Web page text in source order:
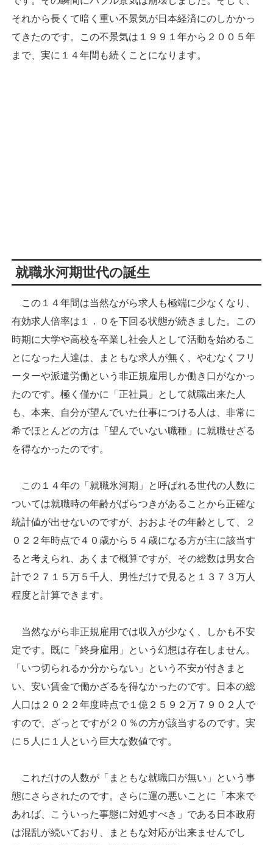
それから長くて暗く重い不景気が日本経済にのしかかっ
てきたのです。この不景気は１９９１年から２００５年
まで、実に１４年間も続くことになります。
就職氷河期世代の誕生
この１４年間は当然ながら求人も極端に少なくなり、
有効求人倍率は１．０を下回る状態が続きました。この
時期に大学や高校を卒業し社会人として活動を始めるこ
とになった人達は、まともな求人が無く、やむなくフリ
ーターや派遣労働という非正規雇用しか働き口がなかっ
たのです。極く僅かに「正社員」として就職出来た人
も、本来、自分が望んでいた仕事につける人は、非常に
希でほとんどの方は「望んでいない職種」に就職せざる
を得なかったのです。
この１４年の「就職氷河期」と呼ばれる世代の人数に
ついては就職時の年齢がばらつきがあることから正確な
統計値が出せないのですが、おおよその年齢として、２
０２２年時点で４０歳から５４歳になる方が主に該当す
ると考えられ、あくまで概算ですが、その総数は男女合
計で２７１５万５千人、男性だけで見ると１３７３万人
程度と計算できます。
当然ながら非正規雇用では収入が少なく、しかも不安
定です。既に「終身雇用」という幻想は存在しません。
「いつ切られるか分からない」という不安が付きまと
い、安い賃金で働かざるを得なかったのです。日本の総
人口は２０２２年度時点で１億２５９２万７９０２人で
すので、ざっとですが２０％の方が該当するのです。実
に５人に１人という巨大な数値です。
これだけの人数が「まともな就職口が無い」という事
態にさらされたのです。さらに運の悪いことに「本来で
あれば、こういった事態に対処すべき」である日本政府
は混乱が続いており、まともな対応が出来ませんでし